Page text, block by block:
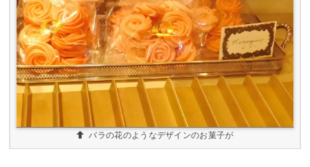
バラの花のようなデザインのお菓子が